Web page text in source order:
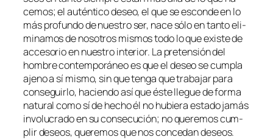
ce­mos; el au­tén­ti­co de­seo, el que se es­con­de en lo
más pro­fun­do de nues­tro ser, na­ce só­lo en tan­to eli­
mi­na­mos de no­so­tros mis­mos to­do lo que exis­te de
ac­ce­so­rio en nues­tro in­te­rior. La pre­ten­sión del
hom­bre con­tem­po­rá­neo es que el de­seo se cum­pla
ajeno a sí mis­mo, sin que ten­ga que tra­ba­jar pa­ra
con­se­guir­lo, ha­cien­do así que és­te lle­gue de for­ma
na­tu­ral co­mo sí de he­cho él no hu­bie­ra es­ta­do ja­más
in­vo­lu­cra­do en su con­se­cu­ción; no que­re­mos cum­
plir de­seos, que­re­mos que nos con­ce­dan deseos.